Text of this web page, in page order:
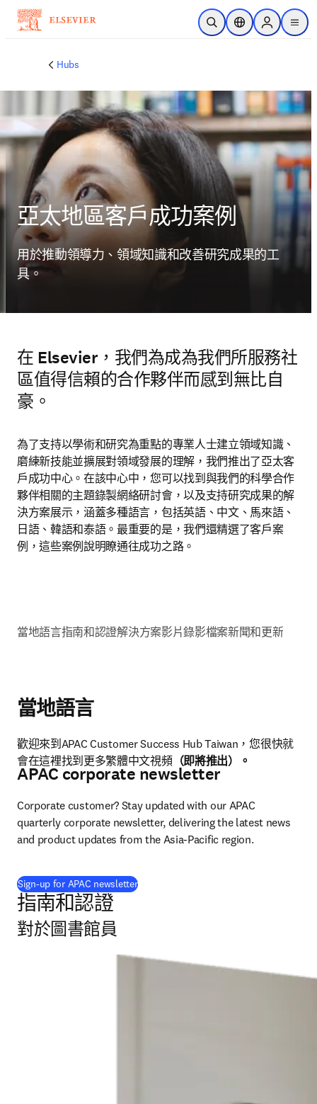
跳到主要內容
公開搜尋位置選擇器Sign in to
menu
Hubs
亞太地區客戶成功案例
用於推動領導力、領域知識和改善研究成果的工
具。
在 Elsevier，我們為成為我們所服務社
區值得信賴的合作夥伴而感到無比自
豪。
為了支持以學術和研究為重點的專業人士建立領域知識、
磨練新技能並擴展對領域發展的理解，我們推出了亞太客
戶成功中心。在該中心中，您可以找到與我們的科學合作
夥伴相關的主題錄製網絡研討會，以及支持研究成果的解
決方案展示，涵蓋多種語言，包括英語、中文、馬來語、
日語、韓語和泰語。 最重要的是，我們還精選了客戶案
例，這些案例說明瞭通往成功之路。
當地語言指南和認證解決方案影片錄影檔案新聞和更新
當地語言
歡迎來到APAC Customer Success Hub Taiwan，您很快就
會在這裡找到更多繁體中文視頻（即將推出）。
APAC corporate newsletter
Corporate customer? Stay updated with our APAC
quarterly corporate newsletter, delivering the latest news
and product updates from the Asia-Pacific region.
Sign-up for APAC newsletter
指南和認證
對於圖書館員